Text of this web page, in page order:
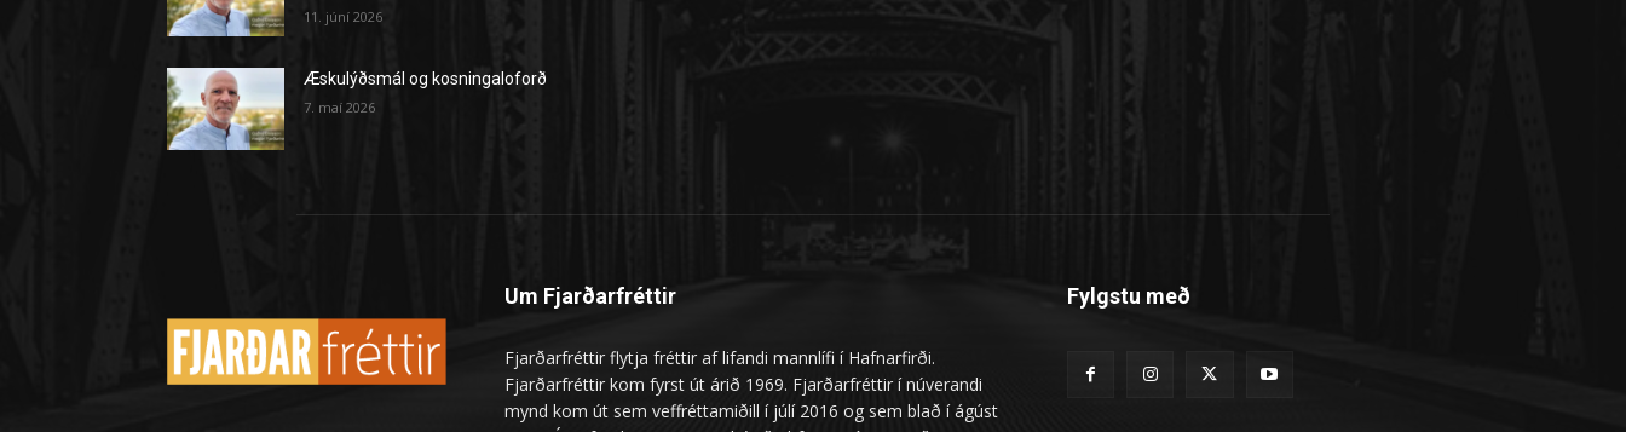
11. júní 2026
Æskulýðsmál og kosningaloforð
7. maí 2026
Um Fjarðarfréttir
Fjarðarfréttir flytja fréttir af lifandi mannlífi í Hafnarfirði.
Fjarðarfréttir kom fyrst út árið 1969. Fjarðarfréttir í núverandi
mynd kom út sem veffréttamiðill í júlí 2016 og sem blað í ágúst
Fylgstu með